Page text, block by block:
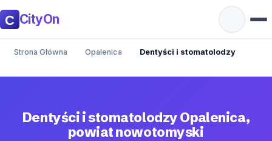
CityOn
Strona Główna Opalenica Dentyści i stomatolodzy
Dentyści i stomatolodzy Opalenica,
powiat nowotomyski